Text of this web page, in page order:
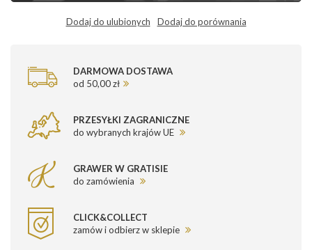
Dodaj do ulubionych Dodaj do porównania
DARMOWA DOSTAWA
od 50,00 zł
PRZESYŁKI ZAGRANICZNE
do wybranych krajów UE
GRAWER W GRATISIE
do zamówienia
CLICK&COLLECT
zamów i odbierz w sklepie